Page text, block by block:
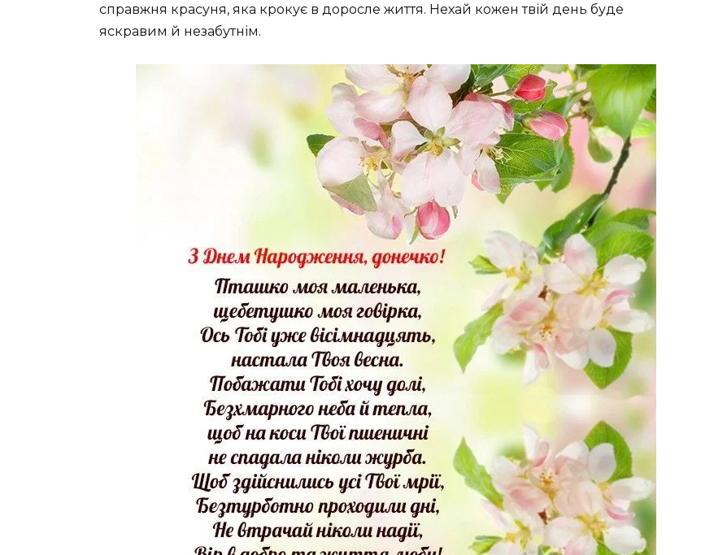
справжня красуня, яка крокує в доросле життя. Нехай кожен твій день буде
яскравим й незабутнім.